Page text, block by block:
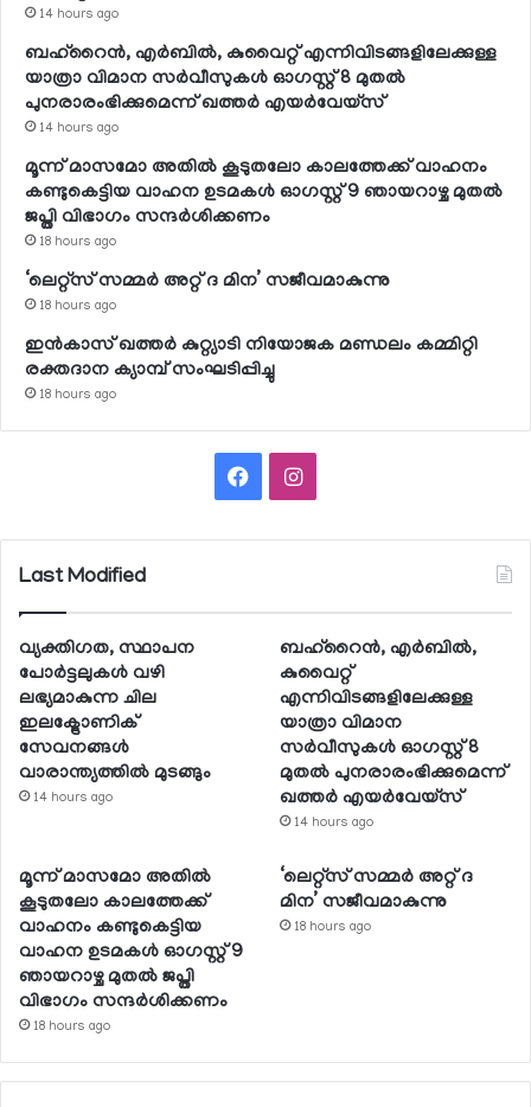
14 hours ago
ബഹ്റൈന്‍, എര്‍ബില്‍, കുവൈറ്റ് എന്നിവിടങ്ങളിലേക്കുള്ള
യാത്രാ വിമാന സര്‍വീസുകള്‍ ഓഗസ്റ്റ് 8 മുതല്‍
പുനരാരംഭിക്കുമെന്ന് ഖത്തര്‍ എയര്‍വേയ്സ്
14 hours ago
മൂന്ന് മാസമോ അതില്‍ കൂടുതലോ കാലത്തേക്ക് വാഹനം
കണ്ടുകെട്ടിയ വാഹന ഉടമകള്‍ ഓഗസ്റ്റ് 9 ഞായറാഴ്ച മുതല്‍
ജപ്തി വിഭാഗം സന്ദര്‍ശിക്കണം
18 hours ago
‘ലെറ്റ്‌സ് സമ്മര്‍ അറ്റ് ദ മിന’ സജീവമാകുന്നു
18 hours ago
ഇന്‍കാസ് ഖത്തര്‍ കുറ്റ്യാടി നിയോജക മണ്ഡലം കമ്മിറ്റി
രക്തദാന ക്യാമ്പ് സംഘടിപ്പിച്ചു
18 hours ago
FacebookInstagram
Last Modified
വ്യക്തിഗത, സ്ഥാപന
പോര്‍ട്ടലുകള്‍ വഴി
ലഭ്യമാകുന്ന ചില
ഇലക്ട്രോണിക്
സേവനങ്ങള്‍
വാരാന്ത്യത്തില്‍ മുടങ്ങും
14 hours ago
ബഹ്റൈന്‍, എര്‍ബില്‍,
കുവൈറ്റ്
എന്നിവിടങ്ങളിലേക്കുള്ള
യാത്രാ വിമാന
സര്‍വീസുകള്‍ ഓഗസ്റ്റ് 8
മുതല്‍ പുനരാരംഭിക്കുമെന്ന്
ഖത്തര്‍ എയര്‍വേയ്സ്
14 hours ago
മൂന്ന് മാസമോ അതില്‍
കൂടുതലോ കാലത്തേക്ക്
വാഹനം കണ്ടുകെട്ടിയ
വാഹന ഉടമകള്‍ ഓഗസ്റ്റ് 9
ഞായറാഴ്ച മുതല്‍ ജപ്തി
വിഭാഗം സന്ദര്‍ശിക്കണം
18 hours ago
‘ലെറ്റ്‌സ് സമ്മര്‍ അറ്റ് ദ
മിന’ സജീവമാകുന്നു
18 hours ago